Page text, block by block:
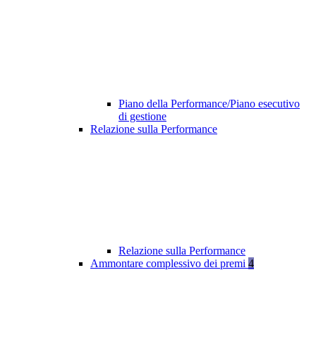
Piano della Performance/Piano esecutivo
di gestione
Relazione sulla Performance
Relazione sulla Performance
Ammontare complessivo dei premi 4